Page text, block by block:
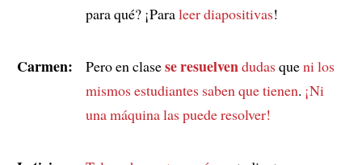
para qué? ¡Paraleer diapositivas!
Carmen: Pero en clasese resuelvendudasqueni los
mismos estudiantes saben que tienen. ¡Ni
una máquina las puede resolver!